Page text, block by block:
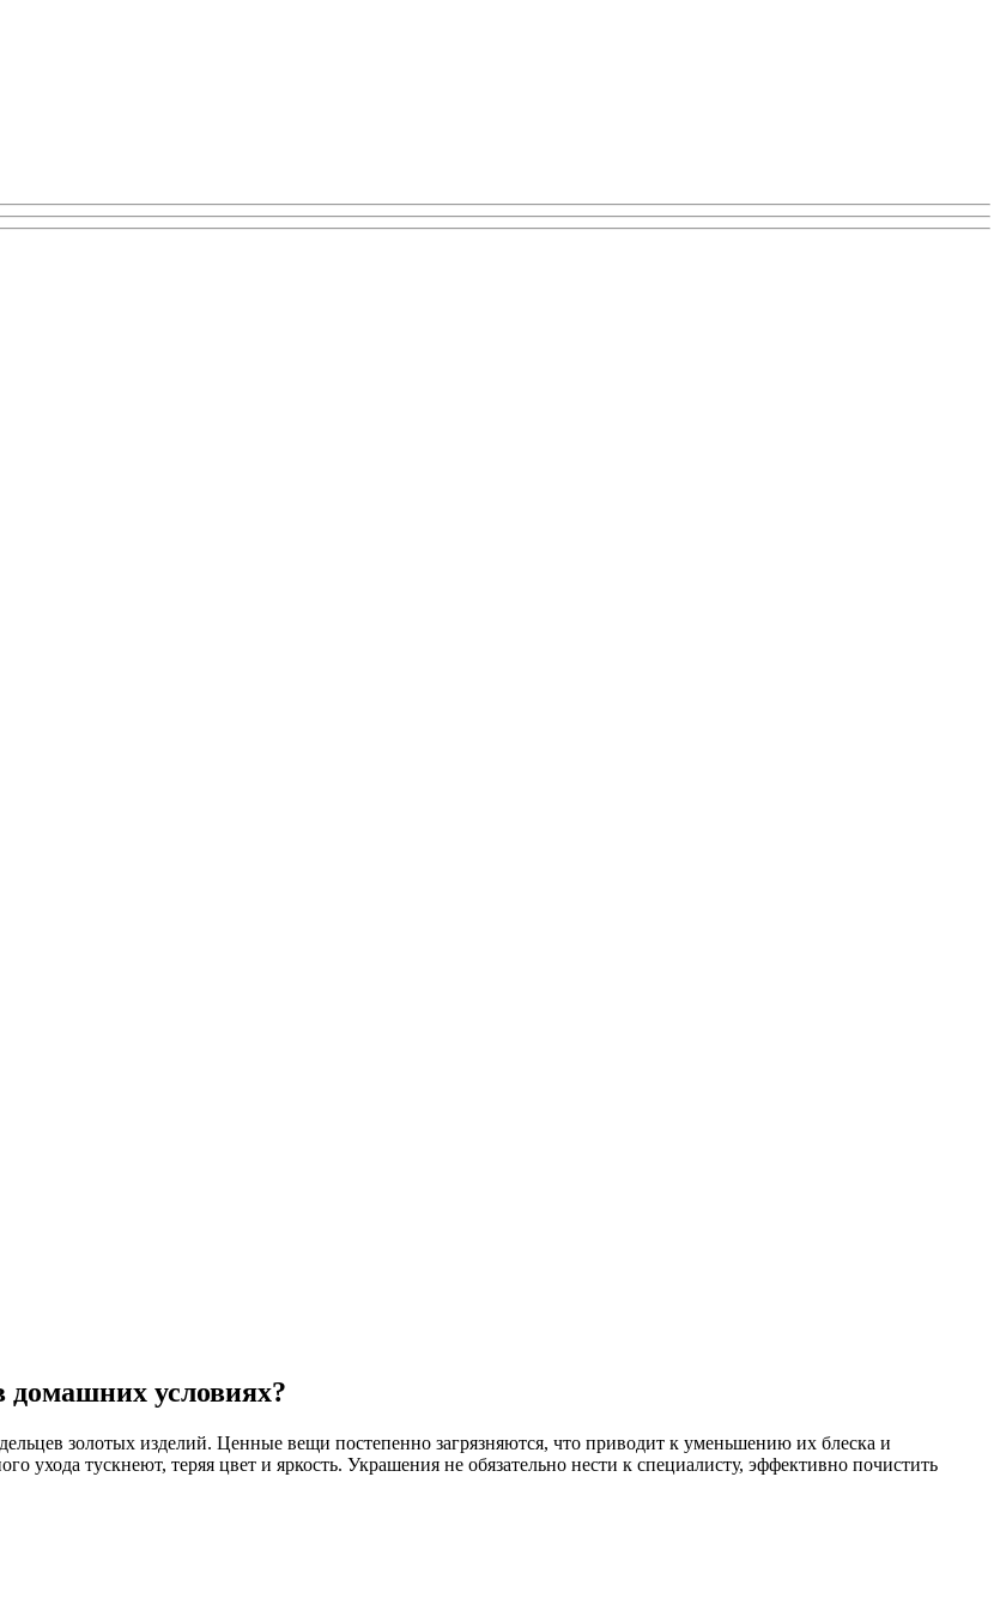
домашних условиях?
золотых изделий. Ценные вещи постепенно загрязняются, что приводит к уменьшению их блеска и
тускнеют, теряя цвет и яркость. Украшения не обязательно нести к специалисту, эффективно почистить